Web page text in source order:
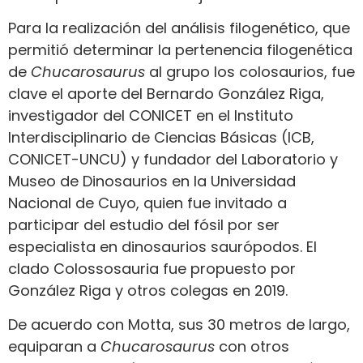
Para la realización del análisis filogenético, que
permitió determinar la pertenencia filogenética
de Chucarosaurus al grupo los colosaurios, fue
clave el aporte del Bernardo González Riga,
investigador del CONICET en el Instituto
Interdisciplinario de Ciencias Básicas (ICB,
CONICET-UNCU) y fundador del Laboratorio y
Museo de Dinosaurios en la Universidad
Nacional de Cuyo, quien fue invitado a
participar del estudio del fósil por ser
especialista en dinosaurios saurópodos. El
clado Colossosauria fue propuesto por
González Riga y otros colegas en 2019.
De acuerdo con Motta, sus 30 metros de largo,
equiparan a Chucarosaurus con otros